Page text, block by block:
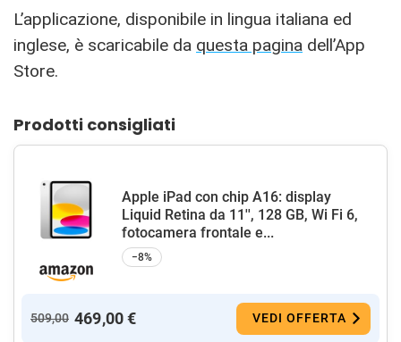
L’applicazione, disponibile in lingua italiana ed
inglese, è scaricabile da questa pagina dell’App
Store.
Prodotti consigliati
Apple iPad con chip A16: display
Liquid Retina da 11'', 128 GB, Wi Fi 6,
fotocamera frontale e...
−8%
509,00 469,00 € VEDI OFFERTA